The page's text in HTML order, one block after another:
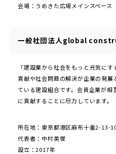
会場：うめきた広場メインスペース
一般社団法人global
「建設業から社会をもっと元気に
貢献や社会問題の解決が企業の発
ている建設組合です。会員企業が
に貢献することに尽力しています。
所在地：東京都港区麻布十番2-13-
代表者：中村英俊
設立：2017年